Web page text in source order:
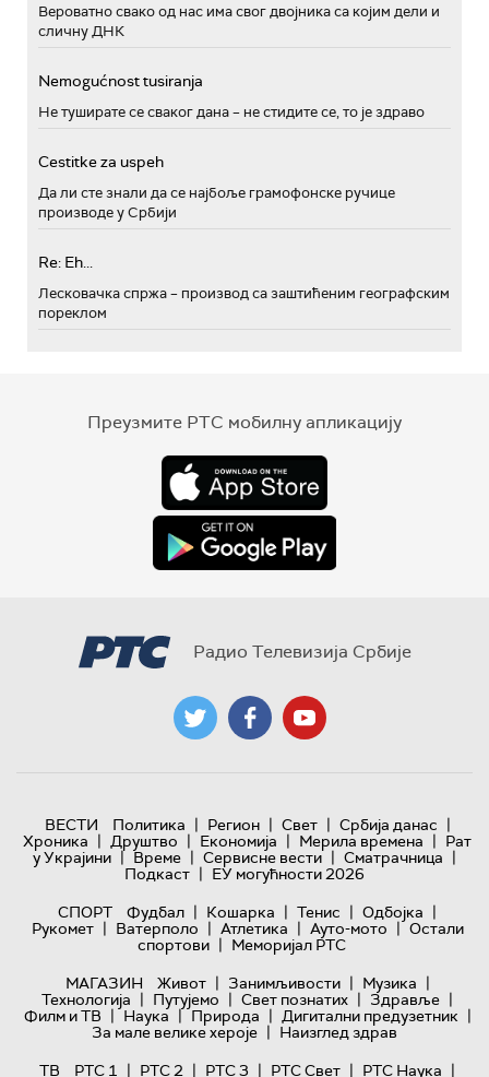
Вероватно свако од нас има свог двојника са којим дели и
сличну ДНК
Nemogućnost tusiranja
Не туширате се сваког дана – не стидите се, то је здраво
Cestitke za uspeh
Да ли сте знали да се најбоље грамофонске ручице
производе у Србији
Re: Eh...
Лесковачка спржа – производ са заштићеним географским
пореклом
Преузмите РТС мобилну апликацију
Радио Телевизија Србије
ВЕСТИ Политика | Регион | Свет | Србија данас |
Хроника | Друштво | Економија | Мерила времена | Рат
у Украјини | Време | Сервисне вести | Сматрачница |
Подкаст | ЕУ могућности 2026
СПОРТ
Фудбал | Кошарка | Тенис | Одбојка |
Рукомет | Ватерполо | Атлетика | Ауто-мото | Остали
спортови | Меморијал РТС
МАГАЗИН
Живот | Занимљивости | Музика |
Технологијa | Путујемо | Свет познатих | Здравље |
Филм и ТВ | Наука | Природа | Дигитални предузетник |
За мале велике хероје | Наизглед здрав
ТВ
РТС 1 | РТС 2 | РТС 3 | РТС Свет | РТС Наука |